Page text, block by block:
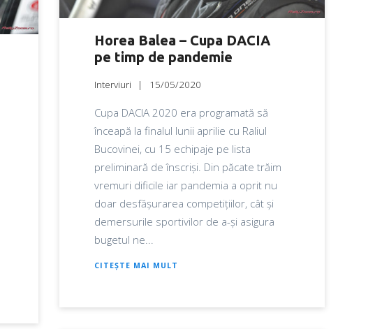
Horea Balea – Cupa DACIA
pe timp de pandemie
Interviuri 15/05/2020
Cupa DACIA 2020 era programată să
înceapă la finalul lunii aprilie cu Raliul
Bucovinei, cu 15 echipaje pe lista
preliminară de înscriși. Din păcate trăim
vremuri dificile iar pandemia a oprit nu
doar desfășurarea competițiilor, cât și
demersurile sportivilor de a-și asigura
bugetul ne...
CITEȘTE MAI MULT